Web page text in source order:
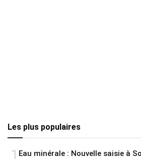
Les plus populaires
1 Eau minérale : Nouvelle saisie à